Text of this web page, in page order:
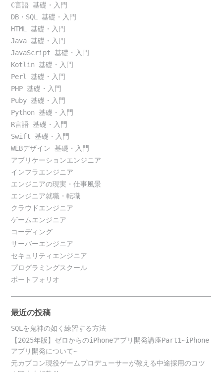
C言語 基礎・入門
DB・SQL 基礎・入門
HTML 基礎・入門
Java 基礎・入門
JavaScript 基礎・入門
Kotlin 基礎・入門
Perl 基礎・入門
PHP 基礎・入門
Puby 基礎・入門
Python 基礎・入門
R言語 基礎・入門
Swift 基礎・入門
WEBデザイン 基礎・入門
アプリケーションエンジニア
インフラエンジニア
エンジニアの現実・仕事風景
エンジニア就職・転職
クラウドエンジニア
ゲームエンジニア
コーディング
サーバーエンジニア
セキュリティエンジニア
プログラミングスクール
ポートフォリオ
最近の投稿
SQLを鬼神の如く練習する方法
【2025年版】ゼロからのiPhoneアプリ開発講座Part1~iPhone
アプリ開発について~
元カプコン現役ゲームプロデューサーが教える中途採用のコツ